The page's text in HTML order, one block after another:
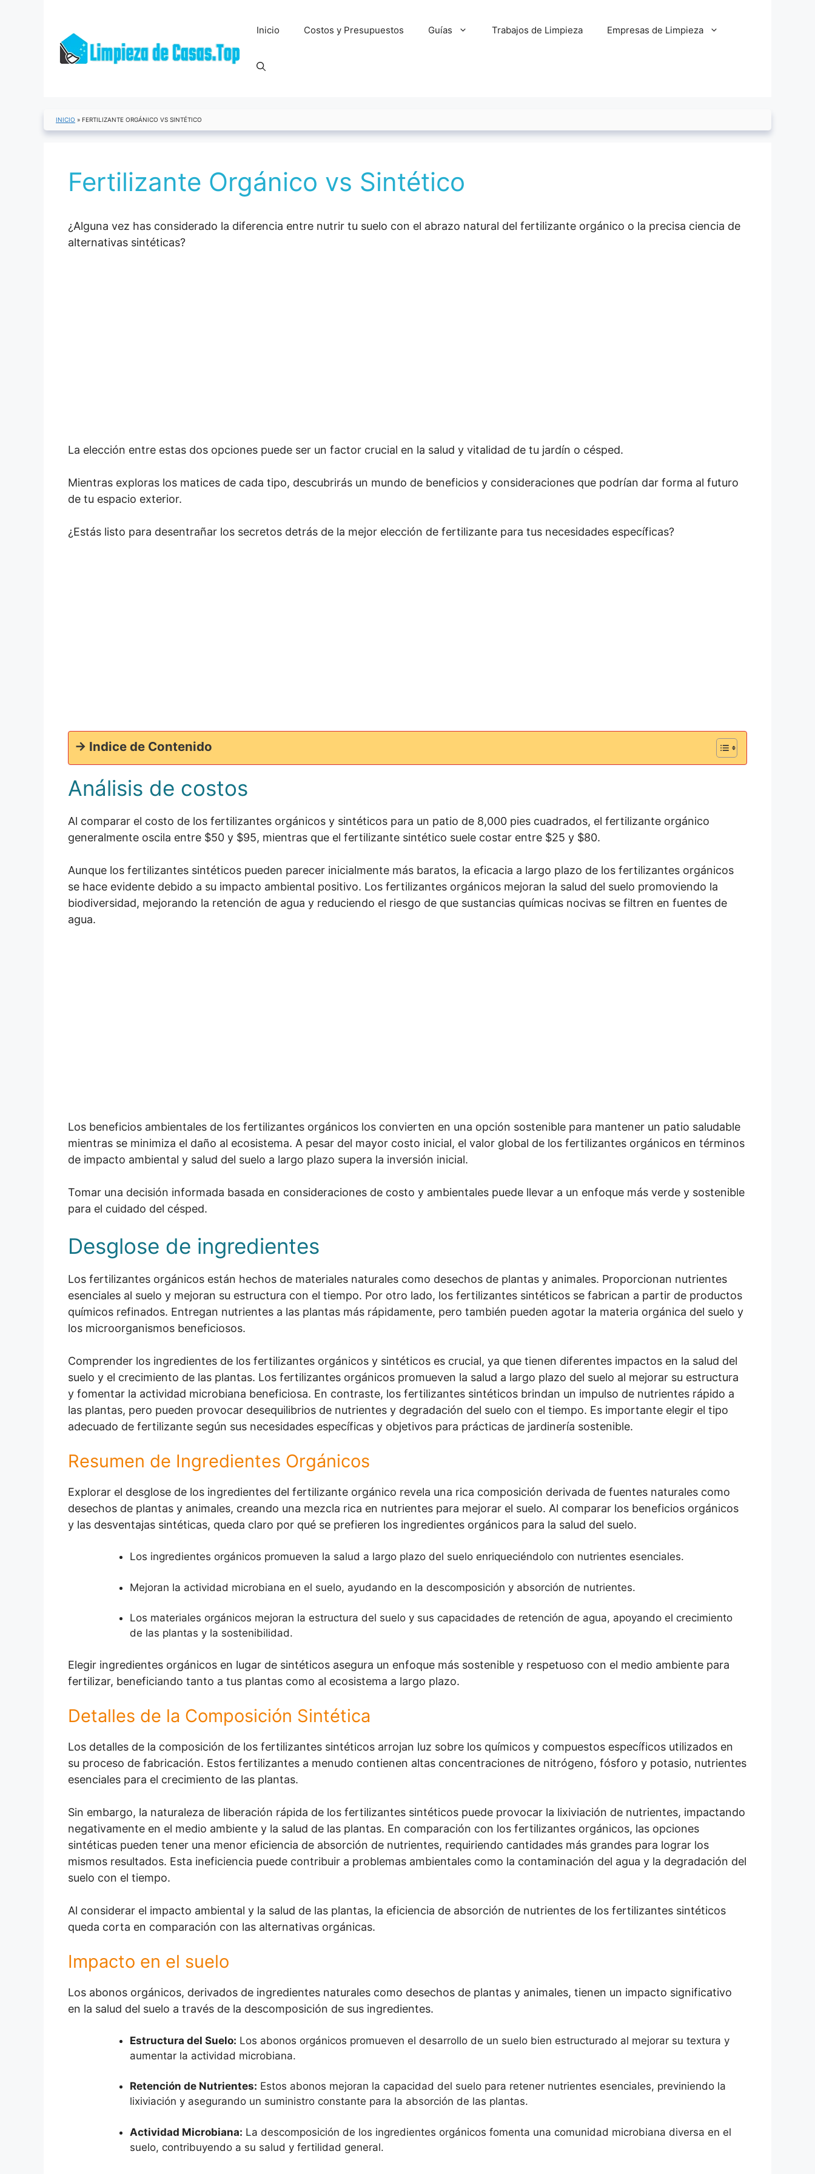
Inicio Costos y Presupuestos Guías Trabajos de Limpieza Empresas de Limpieza
INICIO » FERTILIZANTE ORGÁNICO VS SINTÉTICO
Fertilizante Orgánico vs Sintético
¿Alguna vez has considerado la diferencia entre nutrir tu suelo con el abrazo natural del fertilizante orgánico o la precisa ciencia de
alternativas sintéticas?
La elección entre estas dos opciones puede ser un factor crucial en la salud y vitalidad de tu jardín o césped.
Mientras exploras los matices de cada tipo, descubrirás un mundo de beneficios y consideraciones que podrían dar forma al futuro
de tu espacio exterior.
¿Estás listo para desentrañar los secretos detrás de la mejor elección de fertilizante para tus necesidades específicas?
-> Indice de Contenido
Análisis de costos
Al comparar el costo de los fertilizantes orgánicos y sintéticos para un patio de 8,000 pies cuadrados, el fertilizante orgánico
generalmente oscila entre $50 y $95, mientras que el fertilizante sintético suele costar entre $25 y $80.
Aunque los fertilizantes sintéticos pueden parecer inicialmente más baratos, la eficacia a largo plazo de los fertilizantes orgánicos
se hace evidente debido a su impacto ambiental positivo. Los fertilizantes orgánicos mejoran la salud del suelo promoviendo la
biodiversidad, mejorando la retención de agua y reduciendo el riesgo de que sustancias químicas nocivas se filtren en fuentes de
agua.
Los beneficios ambientales de los fertilizantes orgánicos los convierten en una opción sostenible para mantener un patio saludable
mientras se minimiza el daño al ecosistema. A pesar del mayor costo inicial, el valor global de los fertilizantes orgánicos en términos
de impacto ambiental y salud del suelo a largo plazo supera la inversión inicial.
Tomar una decisión informada basada en consideraciones de costo y ambientales puede llevar a un enfoque más verde y sostenible
para el cuidado del césped.
Desglose de ingredientes
Los fertilizantes orgánicos están hechos de materiales naturales como desechos de plantas y animales. Proporcionan nutrientes
esenciales al suelo y mejoran su estructura con el tiempo. Por otro lado, los fertilizantes sintéticos se fabrican a partir de productos
químicos refinados. Entregan nutrientes a las plantas más rápidamente, pero también pueden agotar la materia orgánica del suelo y
los microorganismos beneficiosos.
Comprender los ingredientes de los fertilizantes orgánicos y sintéticos es crucial, ya que tienen diferentes impactos en la salud del
suelo y el crecimiento de las plantas. Los fertilizantes orgánicos promueven la salud a largo plazo del suelo al mejorar su estructura
y fomentar la actividad microbiana beneficiosa. En contraste, los fertilizantes sintéticos brindan un impulso de nutrientes rápido a
las plantas, pero pueden provocar desequilibrios de nutrientes y degradación del suelo con el tiempo. Es importante elegir el tipo
adecuado de fertilizante según sus necesidades específicas y objetivos para prácticas de jardinería sostenible.
Resumen de Ingredientes Orgánicos
Explorar el desglose de los ingredientes del fertilizante orgánico revela una rica composición derivada de fuentes naturales como
desechos de plantas y animales, creando una mezcla rica en nutrientes para mejorar el suelo. Al comparar los beneficios orgánicos
y las desventajas sintéticas, queda claro por qué se prefieren los ingredientes orgánicos para la salud del suelo.
Los ingredientes orgánicos promueven la salud a largo plazo del suelo enriqueciéndolo con nutrientes esenciales.
Mejoran la actividad microbiana en el suelo, ayudando en la descomposición y absorción de nutrientes.
Los materiales orgánicos mejoran la estructura del suelo y sus capacidades de retención de agua, apoyando el crecimiento
de las plantas y la sostenibilidad.
Elegir ingredientes orgánicos en lugar de sintéticos asegura un enfoque más sostenible y respetuoso con el medio ambiente para
fertilizar, beneficiando tanto a tus plantas como al ecosistema a largo plazo.
Detalles de la Composición Sintética
Los detalles de la composición de los fertilizantes sintéticos arrojan luz sobre los químicos y compuestos específicos utilizados en
su proceso de fabricación. Estos fertilizantes a menudo contienen altas concentraciones de nitrógeno, fósforo y potasio, nutrientes
esenciales para el crecimiento de las plantas.
Sin embargo, la naturaleza de liberación rápida de los fertilizantes sintéticos puede provocar la lixiviación de nutrientes, impactando
negativamente en el medio ambiente y la salud de las plantas. En comparación con los fertilizantes orgánicos, las opciones
sintéticas pueden tener una menor eficiencia de absorción de nutrientes, requiriendo cantidades más grandes para lograr los
mismos resultados. Esta ineficiencia puede contribuir a problemas ambientales como la contaminación del agua y la degradación del
suelo con el tiempo.
Al considerar el impacto ambiental y la salud de las plantas, la eficiencia de absorción de nutrientes de los fertilizantes sintéticos
queda corta en comparación con las alternativas orgánicas.
Impacto en el suelo
Los abonos orgánicos, derivados de ingredientes naturales como desechos de plantas y animales, tienen un impacto significativo
en la salud del suelo a través de la descomposición de sus ingredientes.
Estructura del Suelo: Los abonos orgánicos promueven el desarrollo de un suelo bien estructurado al mejorar su textura y
aumentar la actividad microbiana.
Retención de Nutrientes: Estos abonos mejoran la capacidad del suelo para retener nutrientes esenciales, previniendo la
lixiviación y asegurando un suministro constante para la absorción de las plantas.
Actividad Microbiana: La descomposición de los ingredientes orgánicos fomenta una comunidad microbiana diversa en el
suelo, contribuyendo a su salud y fertilidad general.